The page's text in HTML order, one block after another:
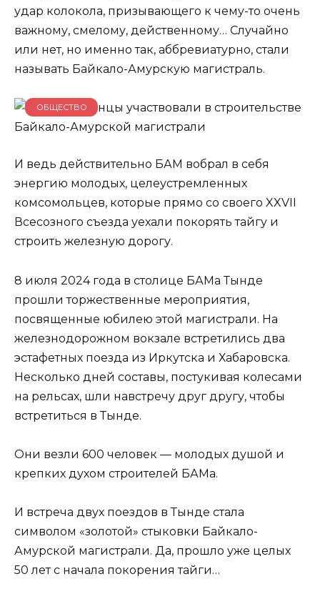
удар колокола, призывающего к чему-то очень
важному, смелому, действенному… Случайно
или нет, но именно так, аббревиатурно, стали
называть Байкало-Амурскую магистраль.
ОБЩЕСТВО
И ведь действительно БАМ вобрал в себя
энергию молодых, целеустремленных
комсомольцев, которые прямо со своего XXVII
Всесозного съезда уехали покорять тайгу и
строить железную дорогу.
8 июля 2024 года в столице БАМа Тынде
прошли торжественные мероприятия,
посвященные юбилею этой магистрали. На
железнодорожном вокзале встретились два
эстафетных поезда из Иркутска и Хабаровска.
Несколько дней составы, постукивая колесами
на рельсах, шли навстречу друг другу, чтобы
встретиться в Тынде.
Они везли 600 человек — молодых душой и
крепких духом строителей БАМа.
И встреча двух поездов в Тынде стала
символом «золотой» стыковки Байкало-
Амурской магистрали. Да, прошло уже целых
50 лет с начала покорения тайги…